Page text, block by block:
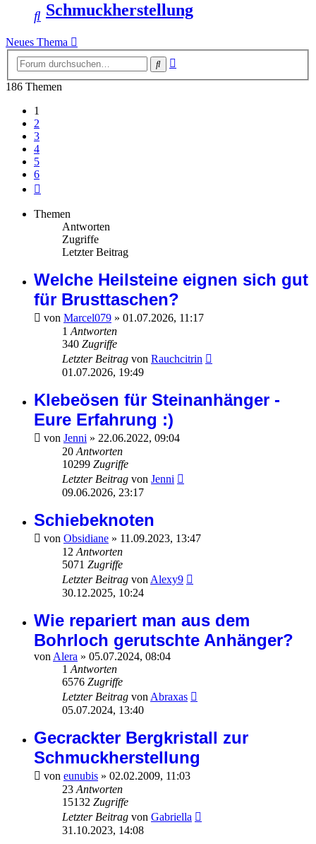
Suche
Schmuckherstellung
Neues Thema
Suche
186 Themen
1
2
3
4
5
6
Themen
Antworten
Zugriffe
Letzter Beitrag
Welche Heilsteine eignen sich gut
für Brusttaschen?
von Marcel079 » 01.07.2026, 11:17
1 Antworten
340 Zugriffe
Letzter Beitrag von Rauchcitrin
01.07.2026, 19:49
Klebeösen für Steinanhänger -
Eure Erfahrung :)
von Jenni » 22.06.2022, 09:04
20 Antworten
10299 Zugriffe
Letzter Beitrag von Jenni
09.06.2026, 23:17
Schiebeknoten
von Obsidiane » 11.09.2023, 13:47
12 Antworten
5071 Zugriffe
Letzter Beitrag von Alexy9
30.12.2025, 10:24
Wie repariert man aus dem
Bohrloch gerutschte Anhänger?
von Alera » 05.07.2024, 08:04
1 Antworten
6576 Zugriffe
Letzter Beitrag von Abraxas
05.07.2024, 13:40
Gecrackter Bergkristall zur
Schmuckherstellung
von eunubis » 02.02.2009, 11:03
23 Antworten
15132 Zugriffe
Letzter Beitrag von Gabriella
31.10.2023, 14:08